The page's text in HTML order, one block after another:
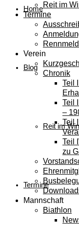
Home
Blog
Reit im
Termine
Reit im
Termine
Verein
Chronik
Teil
Teil
–
Teil
Teil
zu
Mannschaft
Biathlon